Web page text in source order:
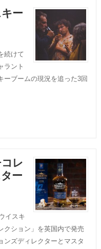
ー
続けて
ラント
ーブームの現況を追った3回
レ
ー
イスキ
クション」を英国内で発売
ンズディレクターとマスタ